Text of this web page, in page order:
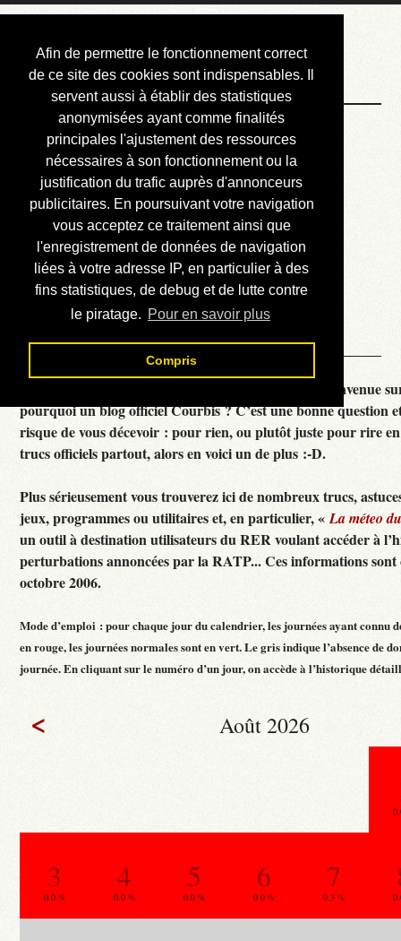
Afin de permettre le fonctionnement correct
de ce site des cookies sont indispensables. Il
servent aussi à établir des statistiques
anonymisées ayant comme finalités
principales l'ajustement des ressources
nécessaires à son fonctionnement ou la
justification du trafic auprès d'annonceurs
publicitaires. En poursuivant votre navigation
vous acceptez ce traitement ainsi que
l'enregistrement de données de navigation
liées à votre adresse IP, en particulier à des
fins statistiques, de debug et de lutte contre
le piratage. Pour en savoir plus
Compris
Courbis, « LE »
Blog Officiel
Bienvenue
Réalisations
Divers (et d’été)
Annonces
Liens externes
Téléchargement
Contact
Courbis, « LE » Blog Officiel - je vous souhaite la bienvenue
pourquoi un blog officiel Courbis ? C’est une bonne question
risque de vous décevoir : pour rien, ou plutôt juste pour rire
trucs officiels partout, alors en voici un de plus :-D.
Plus sérieusement vous trouverez ici de nombreux trucs,
jeux, programmes ou utilitaires et, en particulier, «La méteo
un outil à destination utilisateurs du RER voulant accéder à
perturbations annoncées par la RATP... Ces informations sont
octobre 2006.
Mode d’emploi : pour chaque jour du calendrier, les journées ayant connu
en rouge, les journées normales sont en vert. Le gris indique l’absence de
journée. En cliquant sur le numéro d’un jour, on accède à l’historique
< Août 2026
3
0.0 %
4
0.0 %
5
0.0 %
6
0.0 %
7
0.3 %